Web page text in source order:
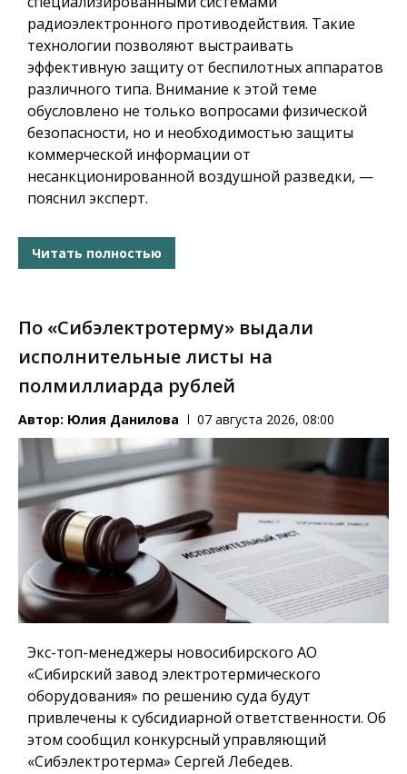
радиоэлектронного противодействия. Такие
технологии позволяют выстраивать
эффективную защиту от беспилотных аппаратов
различного типа. Внимание к этой теме
обусловлено не только вопросами физической
безопасности, но и необходимостью защиты
коммерческой информации от
несанкционированной воздушной разведки, —
пояснил эксперт.
Читать полностью
По «Сибэлектротерму» выдали
исполнительные листы на
полмиллиарда рублей
Автор: Юлия Данилова 07 августа 2026, 08:00
Экс-топ-менеджеры новосибирского АО
«Сибирский завод электротермического
оборудования» по решению суда будут
привлечены к субсидиарной ответственности. Об
этом сообщил конкурсный управляющий
«Сибэлектротерма» Сергей Лебедев.